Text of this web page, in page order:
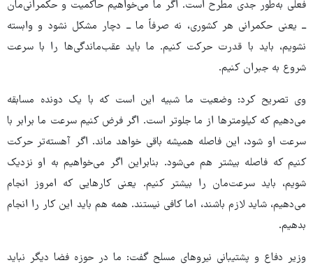
فعلی به‌طور جدی مطرح است. اگر ما می‌خواهیم حاکمیت و حکمرانی‌مان
ــ یعنی حکمرانی هر کشوری، نه صرفاً ما ــ دچار مشکل نشود و وابسته
نشویم، باید با قدرت حرکت کنیم. ما باید عقب‌ماندگی‌ها را با سرعت
شروع به جبران کنیم.
وی تصریح کرد: وضعیت ما شبیه این است که با یک دونده مسابقه
می‌دهیم که کیلومترها از ما جلوتر است. اگر فرض کنیم سرعت ما برابر با
سرعت او شود، این فاصله همیشه باقی خواهد ماند. اگر آهسته‌تر حرکت
کنیم که فاصله بیشتر هم می‌شود. بنابراین اگر می‌خواهیم به او نزدیک
شویم، باید سرعت‌مان را بیشتر کنیم. یعنی کارهایی که امروز انجام
می‌دهیم، شاید لازم باشند، اما کافی نیستند. همه هم باید این کار را انجام
بدهیم.
وزیر دفاع و پشتیبانی نیروهای مسلح گفت: ما در حوزه فضا دیگر نباید